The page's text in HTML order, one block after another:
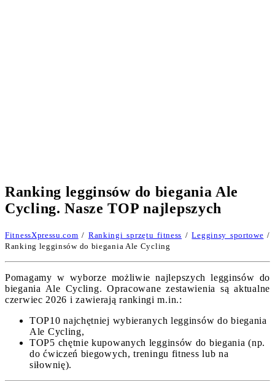
Ranking legginsów do biegania Ale
Cycling. Nasze TOP najlepszych
FitnessXpressu.com / Rankingi sprzętu fitness /Legginsy sportowe /
Ranking legginsów do biegania Ale Cycling
Pomagamy w wyborze możliwie najlepszych legginsów do
biegania Ale Cycling. Opracowane zestawienia są aktualne
czerwiec 2026 i zawierają rankingi m.in.:
TOP10 najchętniej wybieranych legginsów do biegania
Ale Cycling,
TOP5 chętnie kupowanych legginsów do biegania (np.
do ćwiczeń biegowych, treningu fitness lub na
siłownię).